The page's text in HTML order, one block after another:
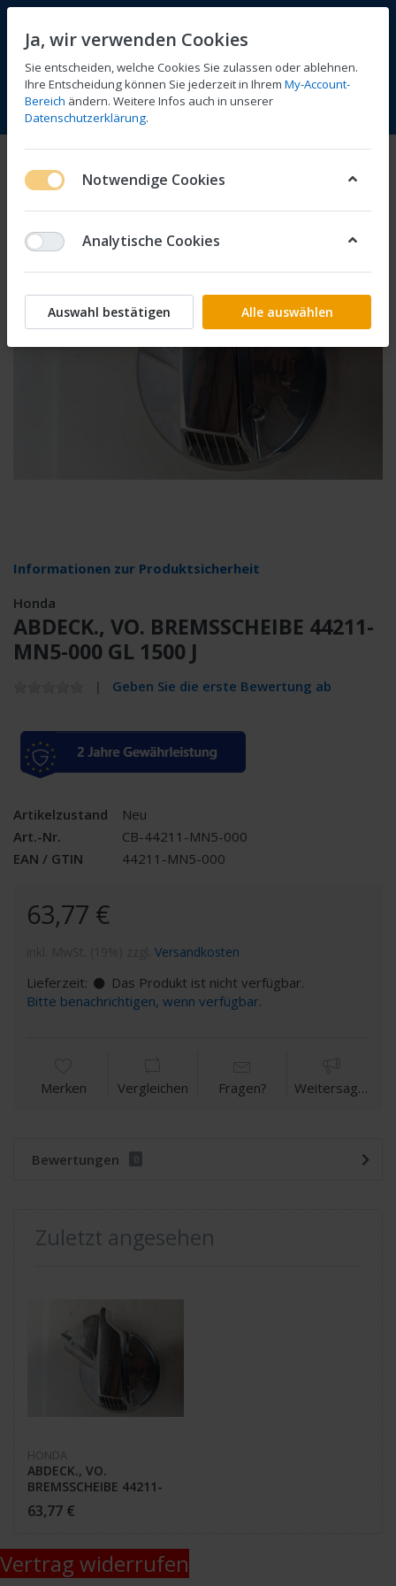
Menü Anmelden Vergleichen Wunschliste
Informationen zur Produktsicherheit
Honda
ABDECK., VO. BREMSSCHEIBE 44211-
MN5-000 GL 1500 J
Geben Sie die erste Bewertung ab
Artikelzustand
Neu
Art.-Nr.
CB-44211-MN5-000
EAN / GTIN
44211-MN5-000
63,77 €
Versandkosten
Lieferzeit:
Das Produkt ist nicht verfügbar.
Bitte benachrichtigen, wenn verfügbar.
Merken Vergleichen Fragen? Weitersagen
Bewertungen 0
Zuletzt angesehen
HONDA
ABDECK., VO.
BREMSSCHEIBE 44211-
MN5-000 GL 1500 J
63,77 €
Vertrag widerrufen
Ja, wir verwenden Cookies
Sie entscheiden, welche Cookies Sie zulassen oder ablehnen.
Ihre Entscheidung können Sie jederzeit in Ihrem My-Account-
Bereich ändern. Weitere Infos auch in unserer
Datenschutzerklärung.
Notwendige Cookies
Analytische Cookies
Auswahl bestätigen Alle auswählen